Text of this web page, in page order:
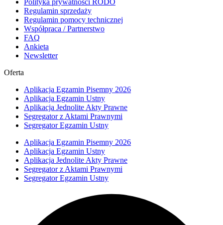
Regulamin sprzedaży
Regulamin pomocy technicznej
Współpraca / Partnerstwo
FAQ
Ankieta
Newsletter
Oferta
Aplikacja Egzamin Pisemny 2026
Aplikacja Egzamin Ustny
Aplikacja Jednolite Akty Prawne
Segregator z Aktami Prawnymi
Segregator Egzamin Ustny
Aplikacja Egzamin Pisemny 2026
Aplikacja Egzamin Ustny
Aplikacja Jednolite Akty Prawne
Segregator z Aktami Prawnymi
Segregator Egzamin Ustny